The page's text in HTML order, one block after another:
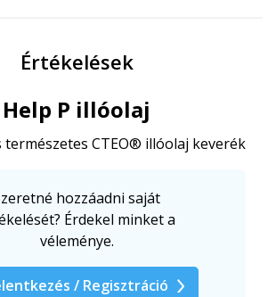
Értékelések
Help P illóolaj
természetes CTEO® illóolaj keverék
hozzáadni saját
Érdekel minket a
véleménye.
/ Regisztráció